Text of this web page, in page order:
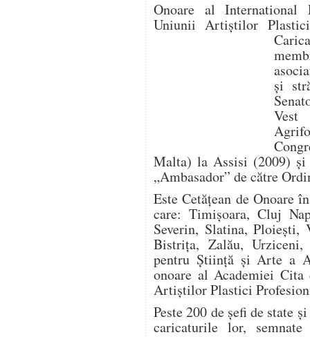
Onoare al International
Uniunii Artiştilor
şi
Malta) la Assisi (2009)
„Ambasador” de către
Este Cetăţean de Onoare
care: Timişoara, Cluj
Severin, Slatina, Ploieşti,
Bistriţa, Zalău,
pentru Ştiinţă şi Arte a
onoare al Academiei
Artiştilor Plastici
Peste 200 de şefi de state
caricaturile lor,